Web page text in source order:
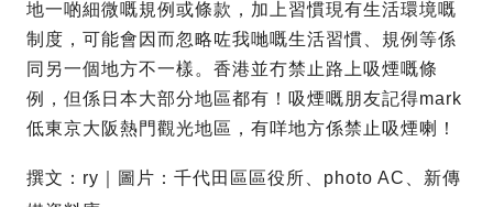
地一啲細微嘅規例或條款，加上習慣現有生活環境嘅
制度，可能會因而忽略咗我哋嘅生活習慣、規例等係
同另一個地方不一樣。香港並冇禁止路上吸煙嘅條
例，但係日本大部分地區都有！吸煙嘅朋友記得mark
低東京大阪熱門觀光地區，有咩地方係禁止吸煙喇！
撰文：ry｜圖片：千代田區區役所、photo AC、新傳